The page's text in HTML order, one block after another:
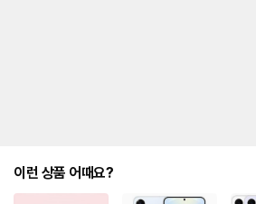
는
대
략
이런 상품 어때요?